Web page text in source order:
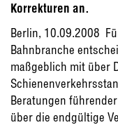
Korrekturen an.
Berlin, 10.09.2008 
Bahnbranche
maßgeblich mit über
Beratungen
über die endgültige